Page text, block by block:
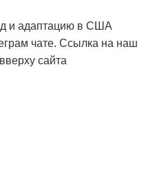
и адаптацию в США
чате. Ссылка на наш
сайта